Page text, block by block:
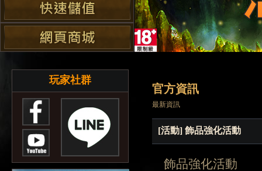
玩家社群
官方資訊
最新資訊
[活動] 飾品強化活動
飾品強化活動